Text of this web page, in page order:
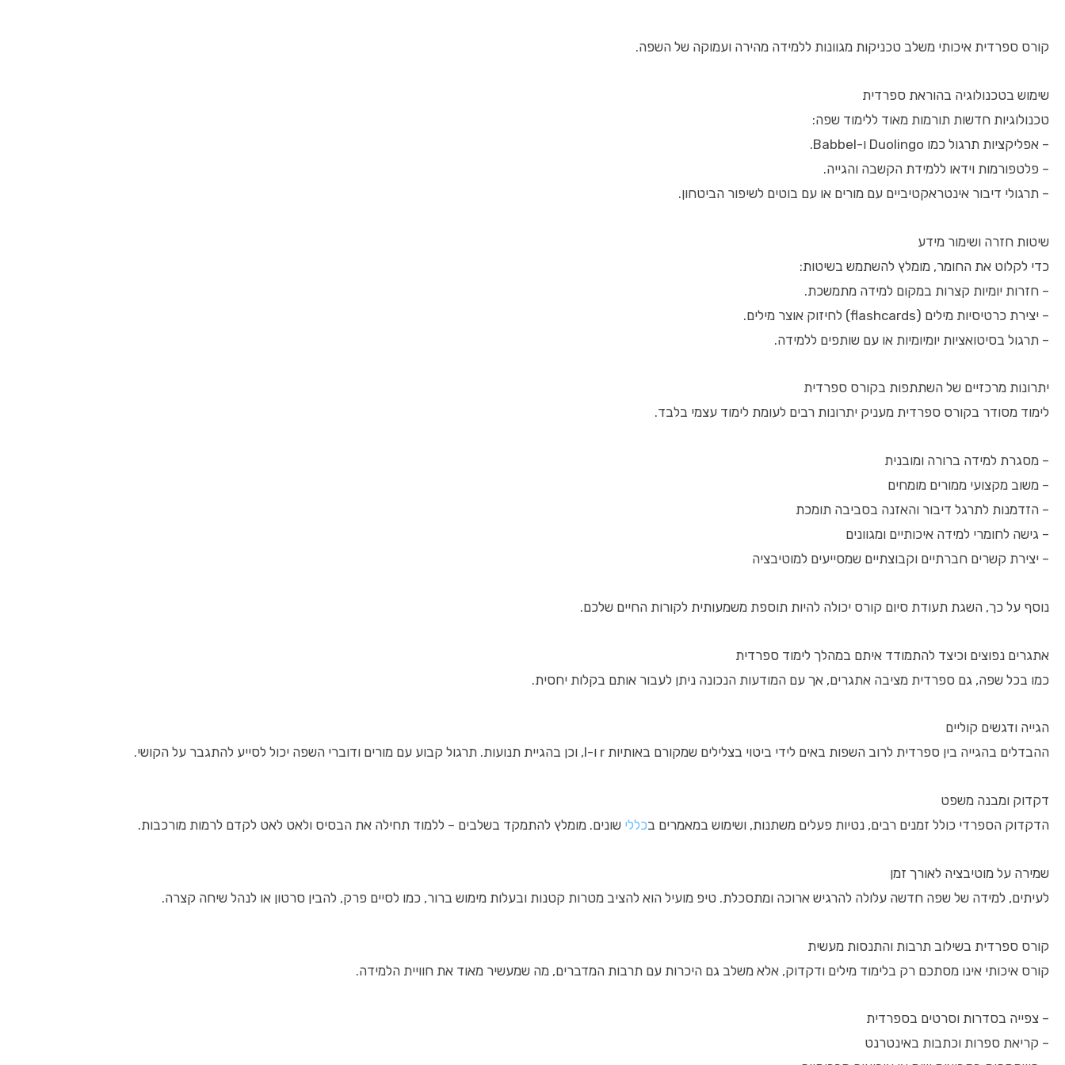
קורס ספרדית איכותי משלב טכניקות מגוונות ללמידה מהירה ועמוקה של השפה.
שימוש בטכנולוגיה בהוראת ספרדית
טכנולוגיות חדשות תורמות מאוד ללימוד שפה:
– אפליקציות תרגול כמו Duolingo ו-Babbel.
– פלטפורמות וידאו ללמידת הקשבה והגייה.
– תרגולי דיבור אינטראקטיביים עם מורים או עם בוטים לשיפור הביטחון.
שיטות חזרה ושימור מידע
כדי לקלוט את החומר, מומלץ להשתמש בשיטות:
– חזרות יומיות קצרות במקום למידה מתמשכת.
– יצירת כרטיסיות מילים (flashcards) לחיזוק אוצר מילים.
– תרגול בסיטואציות יומיומיות או עם שותפים ללמידה.
יתרונות מרכזיים של השתתפות בקורס ספרדית
לימוד מסודר בקורס ספרדית מעניק יתרונות רבים לעומת לימוד עצמי בלבד.
– מסגרת למידה ברורה ומובנית
– משוב מקצועי ממורים מומחים
– הזדמנות לתרגל דיבור והאזנה בסביבה תומכת
– גישה לחומרי למידה איכותיים ומגוונים
– יצירת קשרים חברתיים וקבוצתיים שמסייעים למוטיבציה
נוסף על כך, השגת תעודת סיום קורס יכולה להיות תוספת משמעותית לקורות החיים שלכם.
אתגרים נפוצים וכיצד להתמודד איתם במהלך לימוד ספרדית
כמו בכל שפה, גם ספרדית מציבה אתגרים, אך עם המודעות הנכונה ניתן לעבור אותם בקלות יחסית.
הגייה ודגשים קוליים
ההבדלים בהגייה בין ספרדית לרוב השפות באים לידי ביטוי בצלילים שמקורם באותיות r ו-l, וכן בהגיית תנועות. תרגול קבוע עם מורים ודוברי השפה יכול לסייע להתגבר על הקושי.
דקדוק ומבנה משפט
הדקדוק הספרדי כולל זמנים רבים, נטיות פעלים משתנות, ושימוש במאמרים בכללי שונים. מומלץ להתמקד בשלבים – ללמוד תחילה את הבסיס ולאט לאט לקדם לרמות מורכבות.
שמירה על מוטיבציה לאורך זמן
לעיתים, למידה של שפה חדשה עלולה להרגיש ארוכה ומתסכלת. טיפ מועיל הוא להציב מטרות קטנות ובעלות מימוש ברור, כמו לסיים פרק, להבין סרטון או לנהל שיחה קצרה.
קורס ספרדית בשילוב תרבות והתנסות מעשית
קורס איכותי אינו מסתכם רק בלימוד מילים ודקדוק, אלא משלב גם היכרות עם תרבות המדברים, מה שמעשיר מאוד את חוויית הלמידה.
– צפייה בסדרות וסרטים בספרדית
– קריאת ספרות וכתבות באינטרנט